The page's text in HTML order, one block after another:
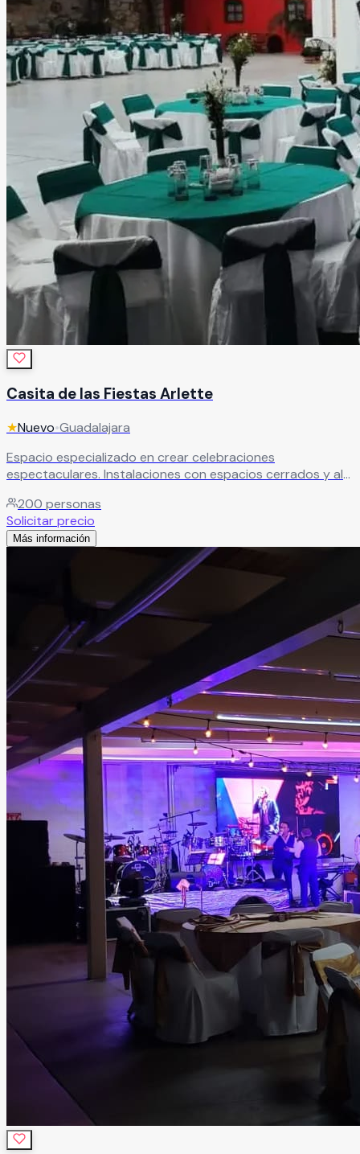
Casita de las Fiestas Arlette
★Nuevo•Guadalajara
Espacio especializado en crear celebraciones
espectaculares. Instalaciones con espacios cerrados y al
personalizados de calidad.
200 personas
Solicitar precio
Más información